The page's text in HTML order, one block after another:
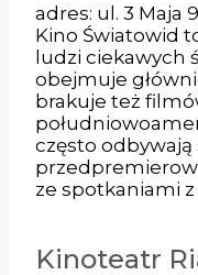
adres: ul. 3 Maja
Kino Światowid
ludzi ciekawych
obejmuje
brakuje też
często odbywają
ze spotkaniami
Kinoteatr